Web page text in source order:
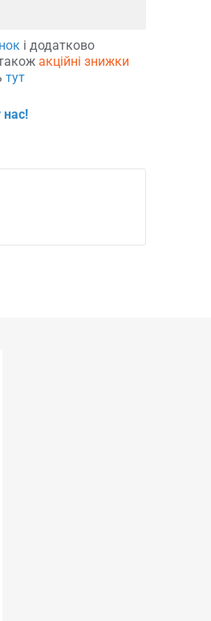
і додатково
такожакційні знижки
тут
нас!